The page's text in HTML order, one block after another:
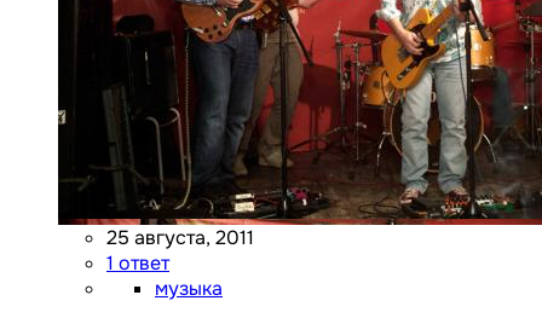
25 августа, 2011
1 ответ
музыка